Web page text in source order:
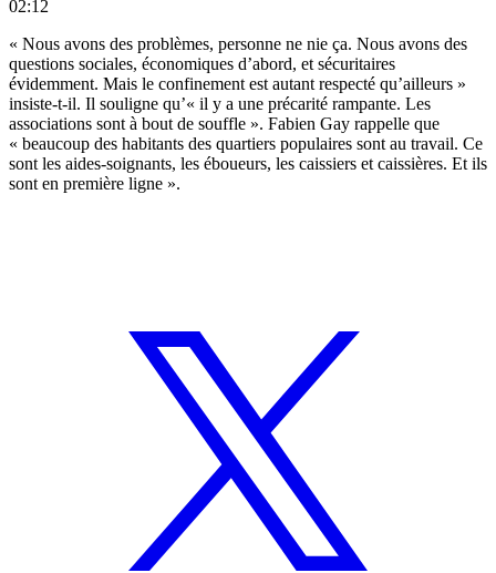
02:12
« Nous avons des problèmes, personne ne nie ça. Nous avons des
questions sociales, économiques d’abord, et sécuritaires
évidemment. Mais le confinement est autant respecté qu’ailleurs »
insiste-t-il. Il souligne qu’« il y a une précarité rampante. Les
associations sont à bout de souffle ». Fabien Gay rappelle que
« beaucoup des habitants des quartiers populaires sont au travail. Ce
sont les aides-soignants, les éboueurs, les caissiers et caissières. Et ils
sont en première ligne ».